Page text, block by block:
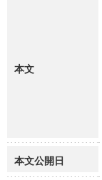
本文
本文公開日